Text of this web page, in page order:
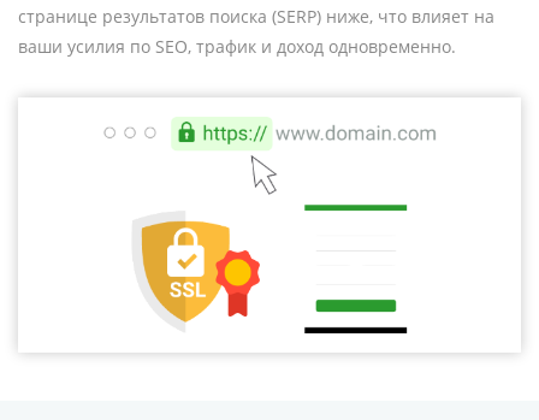
странице результатов поиска (SERP) ниже, что влияет на
ваши усилия по SEO, трафик и доход одновременно.